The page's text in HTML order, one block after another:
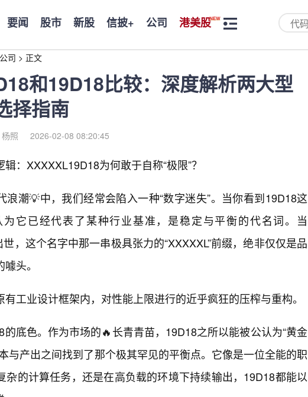
要闻 股市 新股 信披+ 公司 港美股
公司 > 正文
和19D18比较：深度解析两大型
择指南
照 2026-02-08 08:20:45
：XXXXXL19D18为何敢于自称“极限”？
浪潮💡中，我们经常会陷入一种“数字迷失”。当你看到19D18这
它已经代表了某种行业基准，是稳定与平衡的代名词。当
，这个名字中那一串极具张力的“XXXXXL”前缀，绝非仅仅是品
头。
工业设计框架内，对性能上限进行的近乎疯狂的压榨与重构。
的底色。作为市场的🔥长青青苗，19D18之所以能被公认为“黄金
与产出之间找到了那个极其罕见的平衡点。它像是一位全能的职
杂的计算任务，还是在高负载的环境下持续输出，19D18都能以